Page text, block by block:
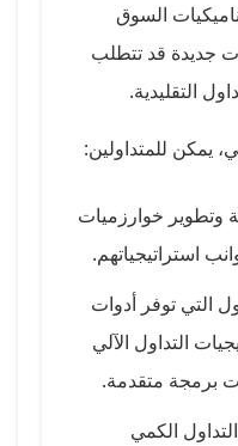
السوق
جديدة قد تتطلب
التقليدية.
يمكن للمتداولين:
وتطوير خوارزميات
استراتيجياتهم.
التي توفر أدوات
التداول الآلي
برمجة متقدمة.
الكمي